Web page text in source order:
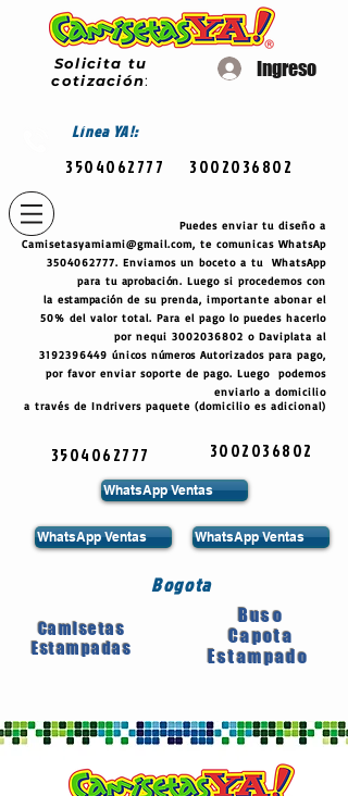
Solicita tu
cotización:
Ingreso
LíneaYA!:
3504062777 3002036802
Puedes enviar tu diseño a
Camisetasyamiami@gmail.com, te comunicas WhatsAp
3504062777. Enviamos un boceto a tu WhatsApp
para tu aprobación. Luego si procedemos con
laestampación de su prenda, importante abonar el
50% del valor total. Para el pago lo puedes hacerlo
por nequi 3002036802 o Daviplata al
3192396449 únicos números Autorizados para pago,
por favor enviar soporte de pago. Luego podemos
enviarlo a domicilio
a través de Indrivers paquete (domicilio es adicional)
3504062777 3002036802
WhatsApp Ventas
WhatsApp Ventas WhatsApp Ventas
Bogota
Camisetas
Estampadas
Buso
Capota
Estampado